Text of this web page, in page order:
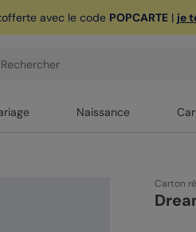
offerte avec le code POPCARTE| je
Naissance
Carton